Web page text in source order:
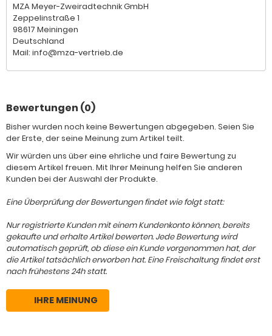
MZA Meyer-Zweiradtechnik GmbH
Zeppelinstraße 1
98617 Meiningen
Deutschland
Mail: info@mza-vertrieb.de
Bewertungen (0)
Bisher wurden noch keine Bewertungen abgegeben. Seien Sie
der Erste, der seine Meinung zum Artikel teilt.
Wir würden uns über eine ehrliche und faire Bewertung zu
diesem Artikel freuen. Mit Ihrer Meinung helfen Sie anderen
Kunden bei der Auswahl der Produkte.
Eine Überprüfung der Bewertungen findet wie folgt statt:
Nur registrierte Kunden mit einem Kundenkonto können, bereits
gekaufte und erhalte Artikel bewerten. Jede Bewertung wird
automatisch geprüft, ob diese ein Kunde vorgenommen hat, der
die Artikel tatsächlich erworben hat. Eine Freischaltung findet erst
nach frühestens 24h statt.
IHRE MEINUNG